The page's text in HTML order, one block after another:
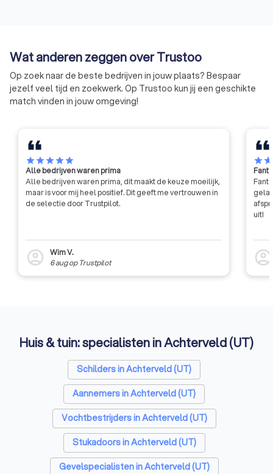
werken en worden gezien als de
architecten van de buitenruimte.
toch iets niet in
heeft u de
schade worden
Wat anderen zeggen over Trustoo
Op zoek naar de beste bedrijven in jouw plaats? Bespaar
jezelf veel tijd en zoekwerk. Op Trustoo kun jij een geschikte
match vinden in jouw omgeving!
starstarstarstarstar
Alle bedrijven waren prima
Alle bedrijven waren prima, dit maakt de keuze moeilijk,
maar is voor mij heel positief. Dit geeft me vertrouwen in
de selectie door Trustpilot.
account_circle
Wim V.
6 augop Trustpilot
starstar
uit!
account_circle
Huis & tuin: specialisten in Achterveld (UT)
Schilders in Achterveld (UT)
Aannemers in Achterveld (UT)
Vochtbestrijders in Achterveld (UT)
Stukadoors in Achterveld (UT)
Gevelspecialisten in Achterveld (UT)